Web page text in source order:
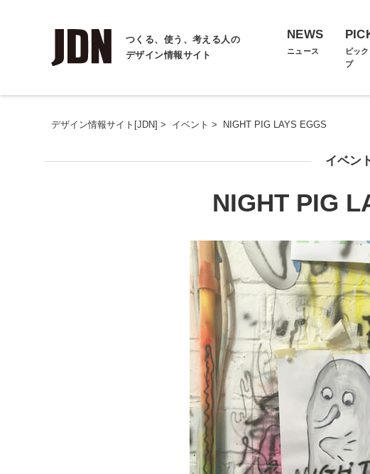
つくる、使う、考える人の
デザイン情報サイト
NEWS
ニュース
ピッ
プ
デザイン情報サイト[JDN] > イベント > NIGHT PIG LAYS EGGS
イベン
NIGHT PIG